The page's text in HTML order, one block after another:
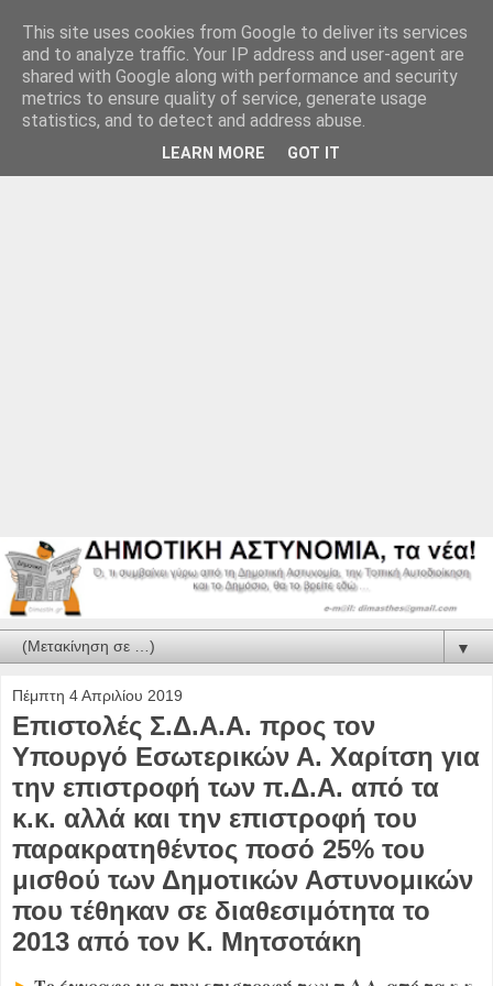
▼
Πέμπτη 4 Απριλίου 2019
Επιστολές Σ.Δ.Α.Α. προς τον
Υπουργό Εσωτερικών Α. Χαρίτση για
την επιστροφή των π.Δ.Α. από τα
κ.κ. αλλά και την επιστροφή του
παρακρατηθέντος ποσό 25% του
μισθού των Δημοτικών Αστυνομικών
που τέθηκαν σε διαθεσιμότητα το
2013 από τον Κ. Μητσοτάκη
This site uses cookies from Google to deliver its services
and to analyze traffic. Your IP address and user-agent are
shared with Google along with performance and security
metrics to ensure quality of service, generate usage
statistics, and to detect and address abuse.
LEARN MORE GOT IT